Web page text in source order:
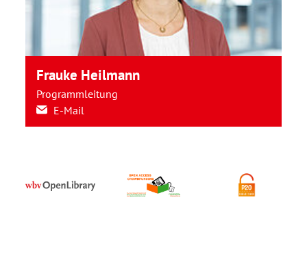
Frauke Heilmann
Programmleitung
E-Mail